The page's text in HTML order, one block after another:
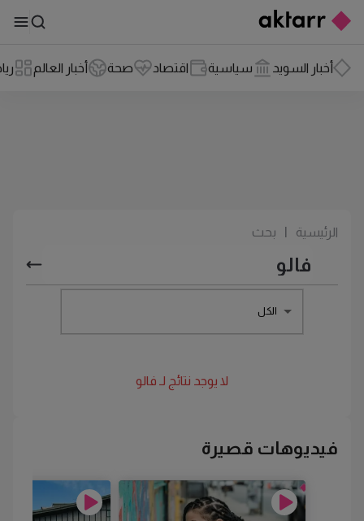
أخبار السويد سياسية اقتصاد صحة أخبار العالم
الرئيسية بحث
الكل
لا يوجد نتائج لـ فالو
فيديوهات قصيرة